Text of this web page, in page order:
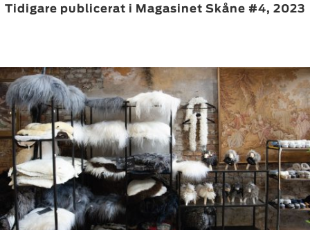
Tidigare publicerat i Magasinet Skåne #4, 2023